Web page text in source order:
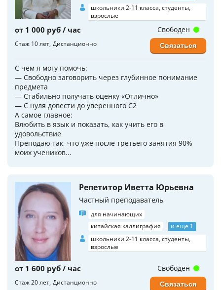
школьники 2-11 класса, студенты,
взрослые
от 1 000 руб / час
Стаж 10 лет Дистанционно
С чем я могу помочь:
— Свободно заговорить через глубинное понимание
предмета
— Стабильно получать оценку «Отлично»
— С нуля довести до уверенного C2
А самое главное:
Влюбить в язык и показать, как учить его в
удовольствие
Преподаю так, что уже после третьего занятия 90%
моих учеников...
Свободен
Связаться
Репетитор Иветта Юрьевна
Частный преподаватель
для начинающих
китайская каллиграфия
и еще 1
школьники 2-11 класса, студенты,
взрослые
от 1 600 руб / час
Стаж 20 лет Дистанционно
Свободен
Связаться